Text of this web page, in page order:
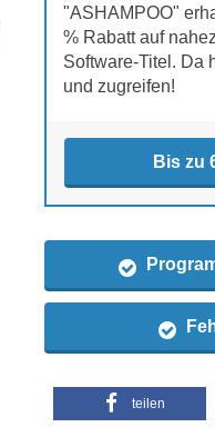
"ASHAMPOO"
% Rabatt auf
Software-Titel. Da
und zugreifen!
Bis zu
teilen